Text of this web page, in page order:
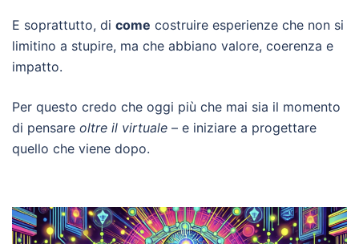
E soprattutto, di come costruire esperienze che non si
limitino a stupire, ma che abbiano valore, coerenza e
impatto.
Per questo credo che oggi più che mai sia il momento
di pensare oltre il virtuale – e iniziare a progettare
quello che viene dopo.